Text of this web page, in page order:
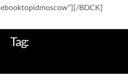
BDCK]
Tag: